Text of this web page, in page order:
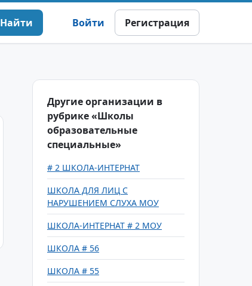
Найти Войти Регистрация
Другие организации в
рубрике «Школы
образовательные
специальные»
# 2 ШКОЛА-ИНТЕРНАТ
ШКОЛА ДЛЯ ЛИЦ С
НАРУШЕНИЕМ СЛУХА МОУ
ШКОЛА-ИНТЕРНАТ # 2 МОУ
ШКОЛА # 56
ШКОЛА # 55